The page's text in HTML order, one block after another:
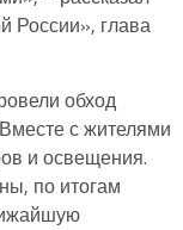
России», глава
обход
с жителями
и освещения.
по итогам